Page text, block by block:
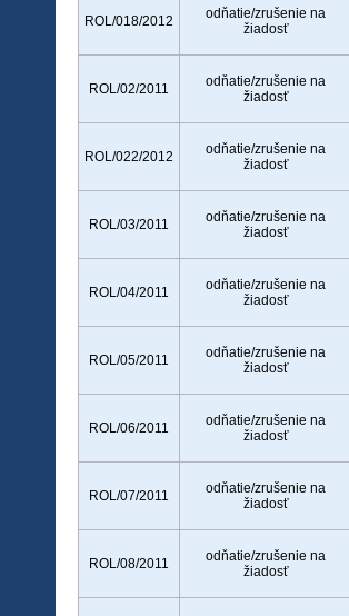
ROL/018/2012
odňatie/zrušenie na
žiadosť
ROL/02/2011
odňatie/zrušenie na
žiadosť
ROL/022/2012
odňatie/zrušenie na
žiadosť
ROL/03/2011
odňatie/zrušenie na
žiadosť
ROL/04/2011
odňatie/zrušenie na
žiadosť
ROL/05/2011
odňatie/zrušenie na
žiadosť
ROL/06/2011
odňatie/zrušenie na
žiadosť
ROL/07/2011
odňatie/zrušenie na
žiadosť
ROL/08/2011
odňatie/zrušenie na
žiadosť